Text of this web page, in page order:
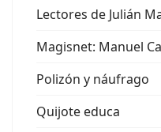
Lectores de Julián
Magisnet: Manuel
Polizón y náufrago
Quijote educa